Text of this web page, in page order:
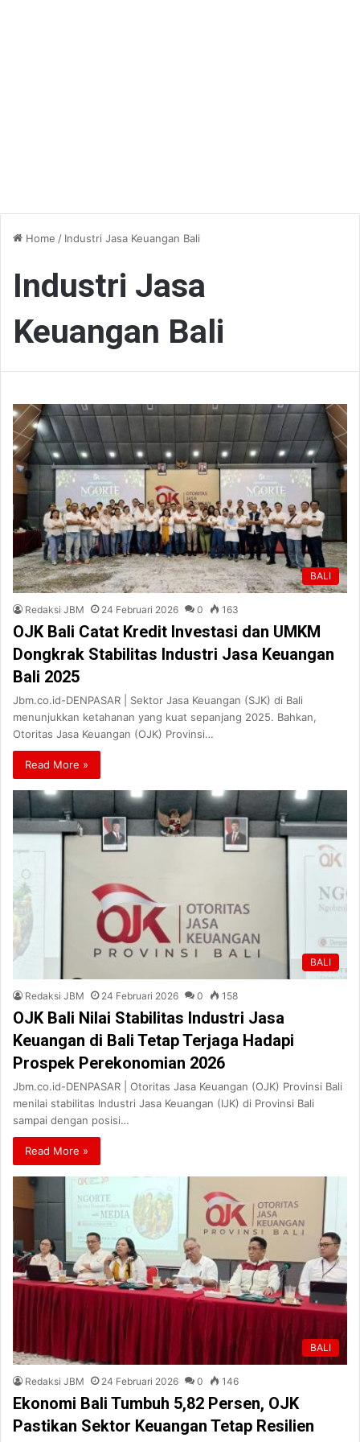
Home / Industri Jasa Keuangan Bali
Industri Jasa
Keuangan Bali
BALI
Redaksi JBM 24 Februari 2026 0 163
OJK Bali Catat Kredit Investasi dan UMKM
Dongkrak Stabilitas Industri Jasa Keuangan
Bali 2025
Jbm.co.id-DENPASAR | Sektor Jasa Keuangan (SJK) di Bali
menunjukkan ketahanan yang kuat sepanjang 2025. Bahkan,
Otoritas Jasa Keuangan (OJK) Provinsi…
Read More »
BALI
Redaksi JBM 24 Februari 2026 0 158
OJK Bali Nilai Stabilitas Industri Jasa
Keuangan di Bali Tetap Terjaga Hadapi
Prospek Perekonomian 2026
Jbm.co.id-DENPASAR | Otoritas Jasa Keuangan (OJK) Provinsi Bali
menilai stabilitas Industri Jasa Keuangan (IJK) di Provinsi Bali
sampai dengan posisi…
Read More »
BALI
Redaksi JBM 24 Februari 2026 0 146
Ekonomi Bali Tumbuh 5,82 Persen, OJK
Pastikan Sektor Keuangan Tetap Resilien